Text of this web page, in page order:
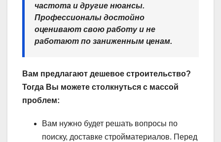
частота и другие нюансы.
Профессионалы достойно
оценивают свою работу и не
работают по заниженным ценам.
Вам предлагают дешевое строительство?
Тогда Вы можете столкнуться с массой
проблем:
Вам нужно будет решать вопросы по
поиску, доставке стройматериалов. Перед